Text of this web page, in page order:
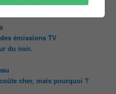
émissions TV
du noir.
cher, mais pourquoi ?